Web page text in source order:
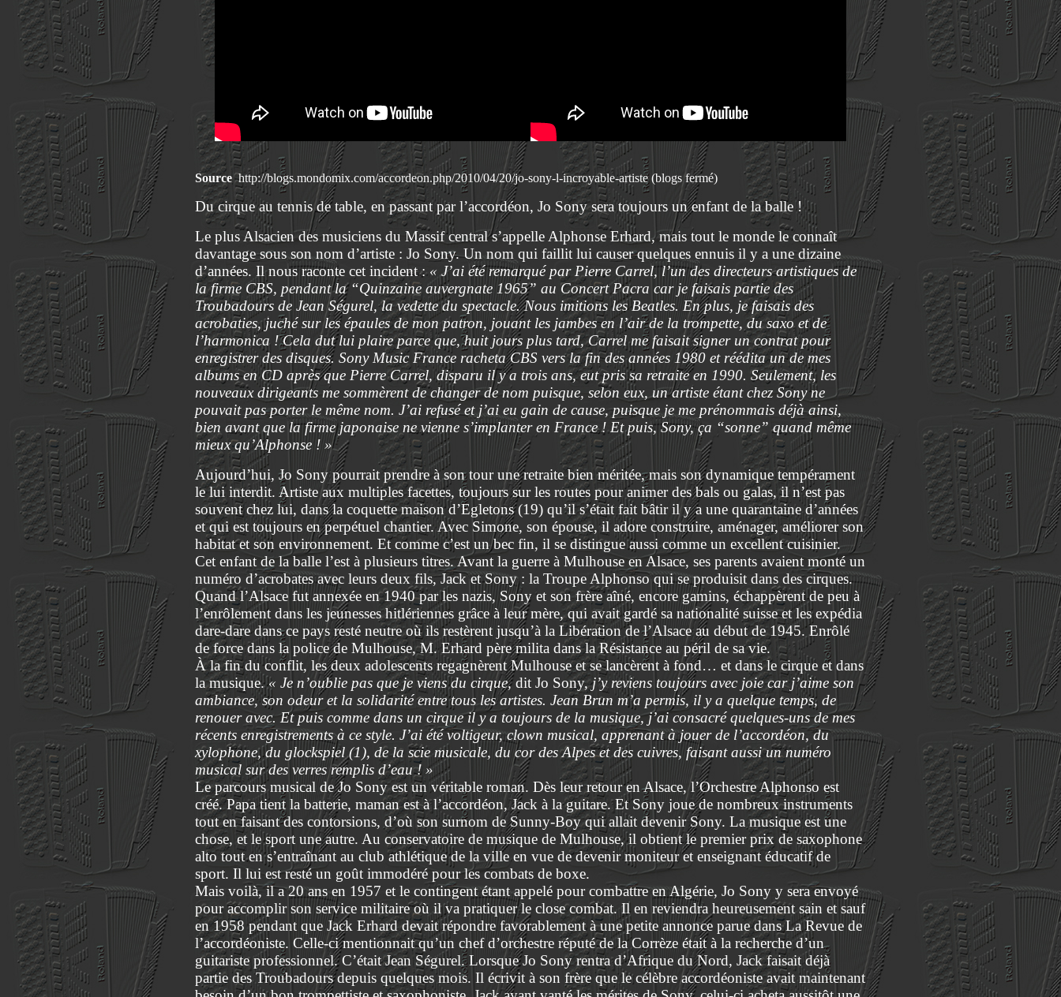
Sourcehttp://blogs.mondomix.com/accordeon.php/2010/04/20/jo-sony-l-incroyable-artiste (blogs fermé)
Du cirque au tennis de table, en passant par l’accordéon, Jo Sony sera toujours un enfant de la balle !
Le plus Alsacien des musiciens du Massif central s’appelle Alphonse Erhard, mais tout le monde le connaît
davantage sous son nom d’artiste : Jo Sony. Un nom qui faillit lui causer quelques ennuis il y a une dizaine
d’années. Il nous raconte cet incident :« J’ai été remarqué par Pierre Carrel, l’un des directeurs artistiques de
la firme CBS, pendant la “Quinzaine auvergnate 1965” au Concert Pacra car je faisais partie des
Troubadours de Jean Ségurel, la vedette du spectacle. Nous imitions les Beatles. En plus, je faisais des
acrobaties, juché sur les épaules de mon patron, jouant les jambes en l’air de la trompette, du saxo et de
l’harmonica ! Cela dut lui plaire parce que, huit jours plus tard, Carrel me faisait signer un contrat pour
enregistrer des disques. Sony Music France racheta CBS vers la fin des années 1980 et réédita un de mes
albums en CD après que Pierre Carrel, disparu il y a trois ans, eut pris sa retraite en 1990. Seulement, les
nouveaux dirigeants me sommèrent de changer de nom puisque, selon eux, un artiste étant chez Sony ne
pouvait pas porter le même nom. J’ai refusé et j’ai eu gain de cause, puisque je me prénommais déjà ainsi,
bien avant que la firme japonaise ne vienne s’implanter en France ! Et puis, Sony, ça “sonne” quand même
mieux qu’Alphonse ! »
Aujourd’hui, Jo Sony pourrait prendre à son tour une retraite bien méritée, mais son dynamique tempérament
le lui interdit. Artiste aux multiples facettes, toujours sur les routes pour animer des bals ou galas, il n’est pas
souvent chez lui, dans la coquette maison d’Egletons (19) qu’il s’était fait bâtir il y a une quarantaine d’années
et qui est toujours en perpétuel chantier. Avec Simone, son épouse, il adore construire, aménager, améliorer son
habitat et son environnement. Et comme c’est un bec fin, il se distingue aussi comme un excellent cuisinier.
Cet enfant de la balle l’est à plusieurs titres. Avant la guerre à Mulhouse en Alsace, ses parents avaient monté un
numéro d’acrobates avec leurs deux fils, Jack et Sony : la Troupe Alphonso qui se produisit dans des cirques.
Quand l’Alsace fut annexée en 1940 par les nazis, Sony et son frère aîné, encore gamins, échappèrent de peu à
l’enrôlement dans les jeunesses hitlériennes grâce à leur mère, qui avait gardé sa nationalité suisse et les expédia
dare-dare dans ce pays resté neutre où ils restèrent jusqu’à la Libération de l’Alsace au début de 1945. Enrôlé
de force dans la police de Mulhouse, M. Erhard père milita dans la Résistance au péril de sa vie.
À la fin du conflit, les deux adolescents regagnèrent Mulhouse et se lancèrent à fond… et dans le cirque et dans
la musique.« Je n’oublie pas que je viens du cirque,dit Jo Sony,j’y reviens toujours avec joie car j’aime son
ambiance, son odeur et la solidarité entre tous les artistes. Jean Brun m’a permis, il y a quelque temps, de
renouer avec. Et puis comme dans un cirque il y a toujours de la musique, j’ai consacré quelques-uns de mes
récents enregistrements à ce style. J’ai été voltigeur, clown musical, apprenant à jouer de l’accordéon, du
xylophone, du glockspiel (1), de la scie musicale, du cor des Alpes et des cuivres, faisant aussi un numéro
musical sur des verres remplis d’eau ! »
Le parcours musical de Jo Sony est un véritable roman. Dès leur retour en Alsace, l’Orchestre Alphonso est
créé. Papa tient la batterie, maman est à l’accordéon, Jack à la guitare. Et Sony joue de nombreux instruments
tout en faisant des contorsions, d’où son surnom de Sunny-Boy qui allait devenir Sony. La musique est une
chose, et le sport une autre. Au conservatoire de musique de Mulhouse, il obtient le premier prix de saxophone
alto tout en s’entraînant au club athlétique de la ville en vue de devenir moniteur et enseignant éducatif de
sport. Il lui est resté un goût immodéré pour les combats de boxe.
Mais voilà, il a 20 ans en 1957 et le contingent étant appelé pour combattre en Algérie, Jo Sony y sera envoyé
pour accomplir son service militaire où il va pratiquer le close combat. Il en reviendra heureusement sain et sauf
en 1958 pendant que Jack Erhard devait répondre favorablement à une petite annonce parue dans La Revue de
l’accordéoniste. Celle-ci mentionnait qu’un chef d’orchestre réputé de la Corrèze était à la recherche d’un
guitariste professionnel. C’était Jean Ségurel. Lorsque Jo Sony rentra d’Afrique du Nord, Jack faisait déjà
partie des Troubadours depuis quelques mois. Il écrivit à son frère que le célèbre accordéoniste avait maintenant